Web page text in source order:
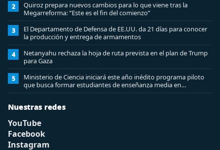
2
Quiroz prepara nuevos cambios para lo que viene tras la
Megarreforma: “Este es el fin del comienzo”
3
El Departamento de Defensa de EE.UU. da 21 días para conocer
la producción y entrega de armamentos
4
Netanyahu rechaza la hoja de ruta prevista en el plan de Trump
para Gaza
5
Ministerio de Ciencia iniciará este año inédito programa piloto
que busca formar estudiantes de enseñanza media en
ciberseguridad
Nuestras redes
YouTube
Facebook
Instagram